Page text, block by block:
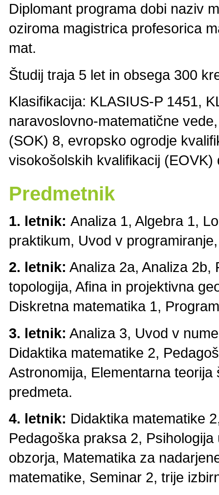
Diplomant programa dobi naziv
oziroma magistrica profesorica
mat.
Študij traja 5 let in obsega 300
Klasifikacija: KLASIUS-P 1451,
naravoslovno-matematične
(SOK) 8, evropsko ogrodje
visokošolskih kvalifikacij (EOVK)
Predmetnik
1. letnik: Analiza 1, Algebra 1,
praktikum, Uvod v
2. letnik: Analiza 2a, Analiza 2b,
topologija, Afina in projektivna
Diskretna matematika 1,
3. letnik: Analiza 3, Uvod v
Didaktika matematike 2,
Astronomija, Elementarna
predmeta.
4. letnik: Didaktika matematike
Pedagoška praksa 2,
obzorja, Matematika za
matematike, Seminar 2, trije